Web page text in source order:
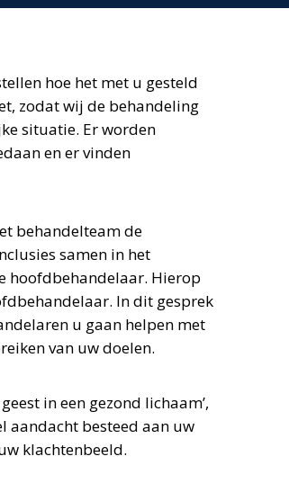
hoe het met u gesteld
zodat wij de behandeling
situatie. Er worden
en er vinden
behandelteam de
samen in het
hoofdbehandelaar. Hierop
In dit gesprek
u gaan helpen met
van uw doelen.
in een gezond lichaam’,
aandacht besteed aan uw
klachtenbeeld.